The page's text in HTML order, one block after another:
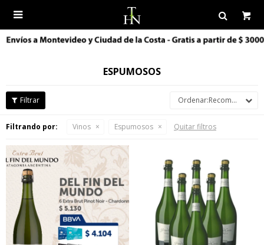

ESPUMOSOS
Recomendados
Filtrando por: Vinos Espumosos Quitar filtros